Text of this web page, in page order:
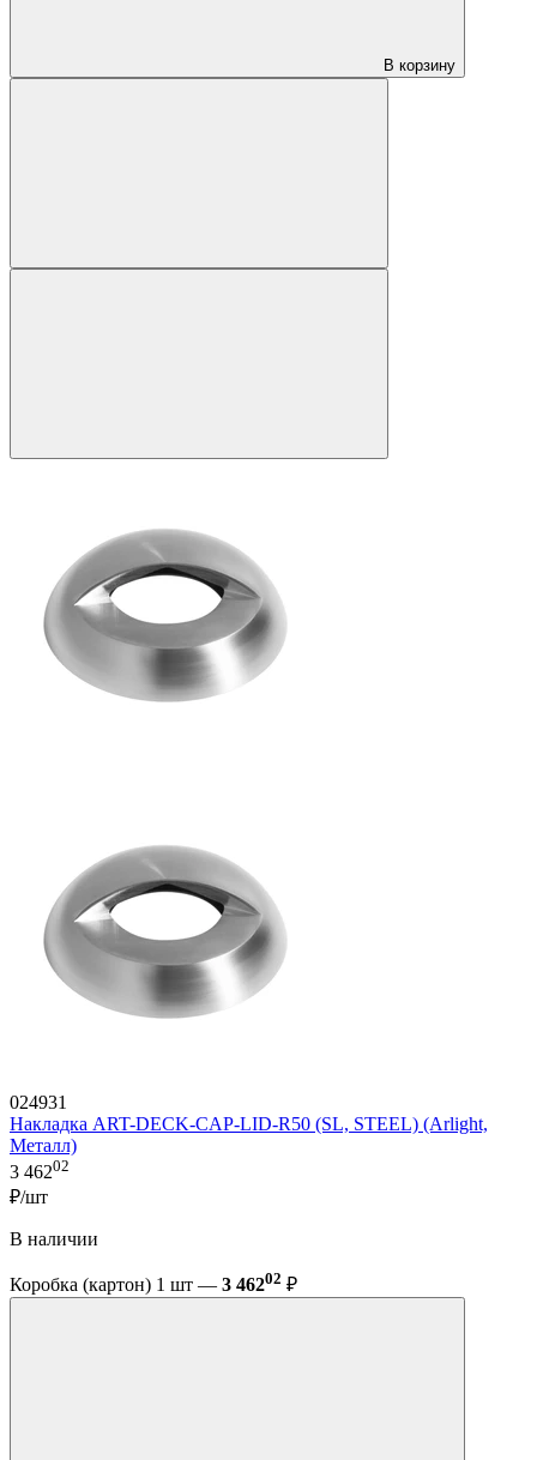
В корзину
024931
Накладка ART-DECK-CAP-LID-R50 (SL, STEEL) (Arlight,
Металл)
3 46202
₽/шт
В наличии
Коробка (картон) 1 шт — 3 46202 ₽